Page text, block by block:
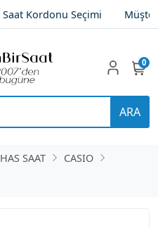
Saat Kordonu Seçimi
ARA
0
HAS SAAT
CASIO